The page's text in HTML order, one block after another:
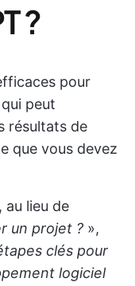
?
pour
peut
résultats de
que vous devez
au lieu de
un projet ? »,
clés pour
logiciel